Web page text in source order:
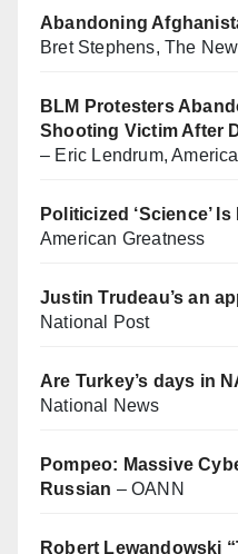
Abandoning
Bret Stephens, The
BLM Protesters
Shooting Victim After
– Eric Lendrum,
Politicized ‘Science’
American Greatness
Justin Trudeau’s an
National Post
Are Turkey’s days in
National News
Pompeo: Massive
Russian – OANN
Robert Lewandowski